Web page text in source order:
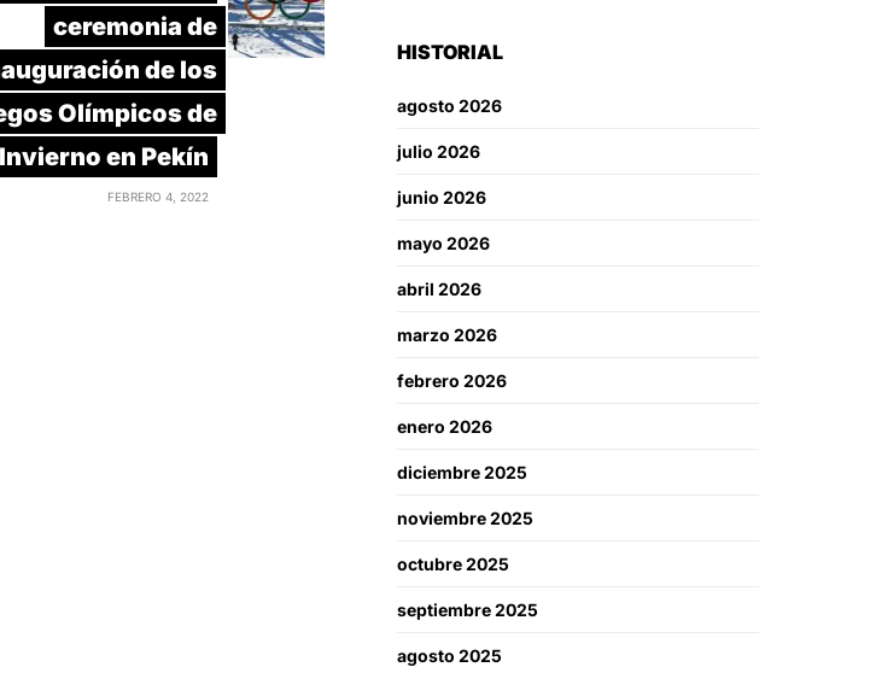
ceremonia de
de los
Olímpicos de
Invierno en Pekín
FEBRERO 4, 2022
HISTORIAL
agosto 2026
julio 2026
junio 2026
mayo 2026
abril 2026
marzo 2026
febrero 2026
enero 2026
diciembre 2025
noviembre 2025
octubre 2025
septiembre 2025
agosto 2025